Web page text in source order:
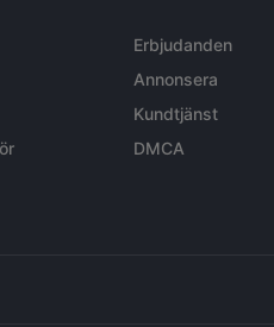
Erbjudanden
Annonsera
Kundtjänst
DMCA